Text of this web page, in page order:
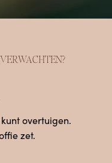
overtuigen.
zet.